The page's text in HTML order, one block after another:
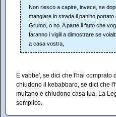
Non riesco a capire, invece, se
mangiare in strada il panino
Grumo, o no. A parte il fatto che
faranno i vigili a dimostrare se
a casa vostra,
E vabbe', se dici che l'hai comprato
chiudono il kebabbaro, se dici che
multano e chiudono casa tua. La
semplice.